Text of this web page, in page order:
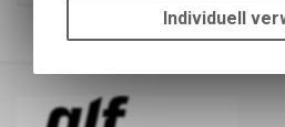
3von3
um die
Funktionen
Individuell